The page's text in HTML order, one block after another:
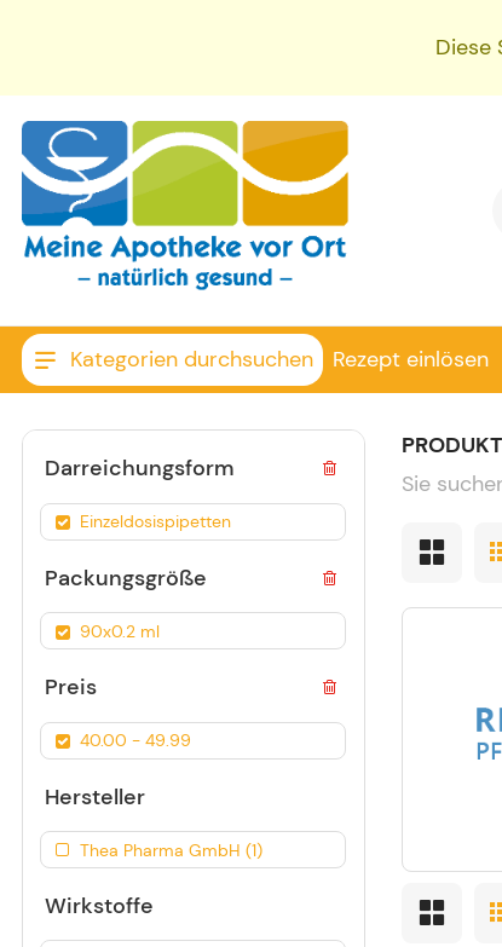
Diese
Kategorien durchsuchen Rezept einlösen
Sie
Darreichungsform
Einzeldosispipetten
Packungsgröße
90x0.2 ml
Preis
40.00 - 49.99
Hersteller
Thea Pharma GmbH (1)
Wirkstoffe